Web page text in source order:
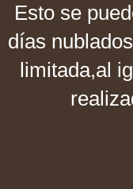
Esto se
días
limitada,al